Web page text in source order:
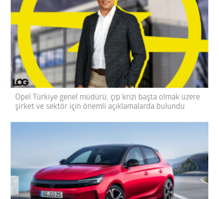
Opel Türkiye genel müdürü, çip krizi başta olmak üzere
şirket ve sektör için önemli açıklamalarda bulundu